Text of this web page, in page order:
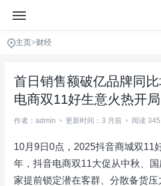
主页>财经
首日销售额破亿品牌同
电商双11好生意火热开局
作者：admin • 更新时间：3 月前 • 阅读 345
10月9日0点，2025抖音商城双11
年，抖音电商双11大促从中秋、
家提前锁定潜在客群、分散备货